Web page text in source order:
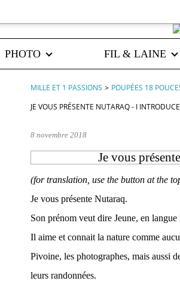
PHOTO FIL & LAINE
MILLE ET 1 PASSIONS > POUPÉES 18
JE VOUS PRÉSENTE NUTARAQ - I
8 novembre 2018
Je vous
(for translation, use the button at the
Je vous présente Nutaraq.
Son prénom veut dire Jeune, en
Il aime et connait la nature comme
Pivoine, les photographes, mais aussi
leurs randonnées.